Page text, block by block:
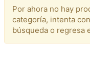
Por ahora no hay
categoría, intenta
búsqueda o regresa